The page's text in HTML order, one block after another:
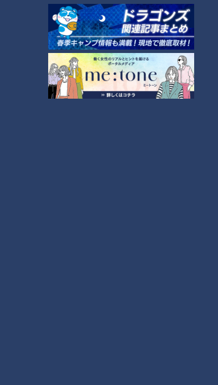
『うん、投げやすいよ！結構ボール球でも審判騙されてい
るよって感じで受けてくれてね。キャッチングはやり過ぎてい
るけど、かなり助かったから、オレは好きだったね』
『ボクも好きでしたね』
現在、ドラゴンズ正捕手の座を掴んだ感のある木下捕手もフレ